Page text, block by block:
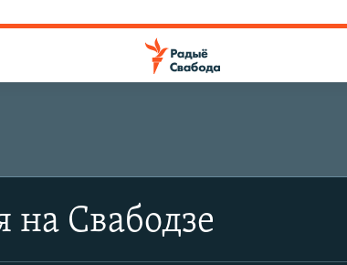
на Свабодзе